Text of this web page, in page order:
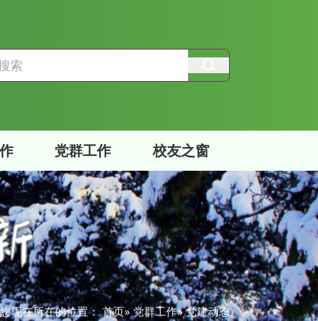
党群工作 校友之窗
您现在所在的位置：首页»党群工作» 党建动态